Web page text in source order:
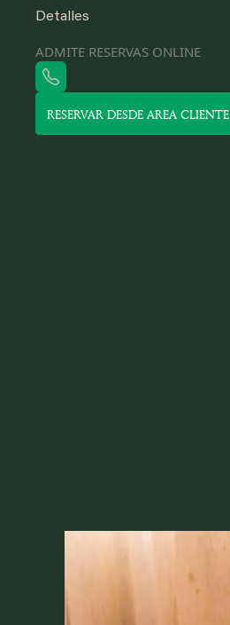
Detalles
ADMITE RESERVAS ONLINE
RESERVAR DESDE AREA CLIENTE